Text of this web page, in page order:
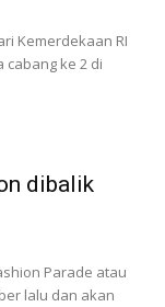
Kemerdekaan RI
cabang ke 2 di
dibalik
Parade atau
lalu dan akan